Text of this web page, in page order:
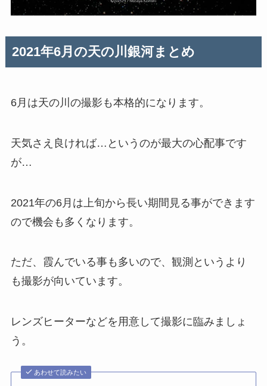
2021年6月の天の川銀河まとめ
6月は天の川の撮影も本格的になります。
天気さえ良ければ…というのが最大の心配事です
が…
2021年の6月は上旬から長い期間見る事ができます
ので機会も多くなります。
ただ、霞んでいる事も多いので、観測というより
も撮影が向いています。
レンズヒーターなどを用意して撮影に臨みましょ
う。
あわせて読みたい